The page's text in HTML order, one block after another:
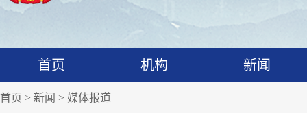
首页 机构 新闻
首页 > 新闻 > 媒体报道